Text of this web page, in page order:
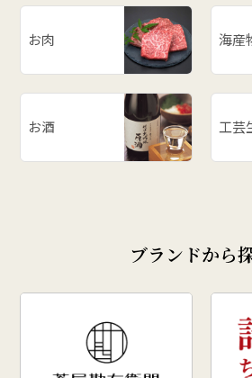
お肉 海産
お酒 工芸
ブランドから